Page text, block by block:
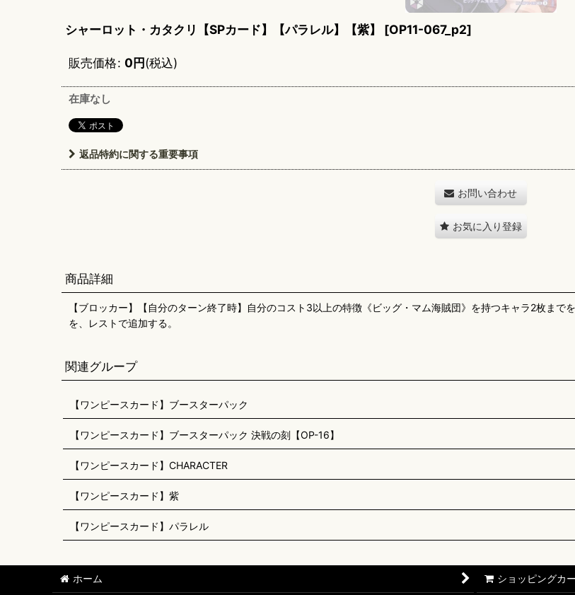
シャーロット・カタクリ【SPカード】【パラレル】【紫】 [OP11-067_p2]
販売価格: 0円(税込)
在庫なし
返品特約に関する重要事項
お問い合わせ
お気に入り登録
商品詳細
【ブロッカー】【自分のターン終了時】自分のコスト3以上の特徴《ビッグ・マム海賊団》を持つキャラ2枚ま
を、レストで追加する。
関連グループ
【ワンピースカード】ブースターパック
【ワンピースカード】ブースターパック 決戦の刻【OP-16】
【ワンピースカード】CHARACTER
【ワンピースカード】紫
【ワンピースカード】パラレル
ホーム ショッピングカ